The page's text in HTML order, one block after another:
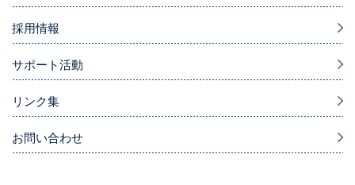
採用情報
サポート活動
リンク集
お問い合わせ